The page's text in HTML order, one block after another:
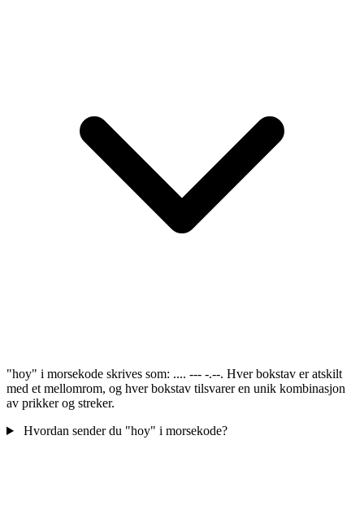
"hoy" i morsekode skrives som: .... --- -.--. Hver bokstav er atskilt
med et mellomrom, og hver bokstav tilsvarer en unik kombinasjon
av prikker og streker.
Hvordan sender du "hoy" i morsekode?